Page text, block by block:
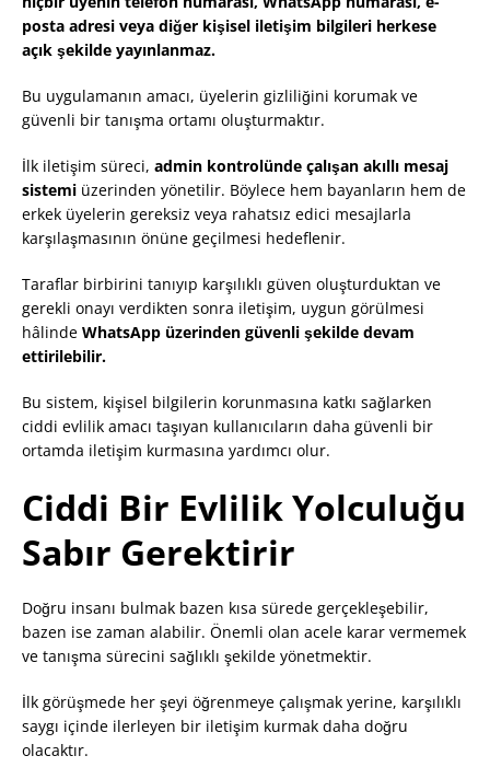
posta adresi veya diğer kişisel iletişim bilgileri herkese
açık şekilde yayınlanmaz.
Bu uygulamanın amacı, üyelerin gizliliğini korumak ve
güvenli bir tanışma ortamı oluşturmaktır.
İlk iletişim süreci, admin kontrolünde çalışan akıllı mesaj
sistemi üzerinden yönetilir. Böylece hem bayanların hem de
erkek üyelerin gereksiz veya rahatsız edici mesajlarla
karşılaşmasının önüne geçilmesi hedeflenir.
Taraflar birbirini tanıyıp karşılıklı güven oluşturduktan ve
gerekli onayı verdikten sonra iletişim, uygun görülmesi
hâlinde WhatsApp üzerinden güvenli şekilde devam
ettirilebilir.
Bu sistem, kişisel bilgilerin korunmasına katkı sağlarken
ciddi evlilik amacı taşıyan kullanıcıların daha güvenli bir
ortamda iletişim kurmasına yardımcı olur.
Ciddi Bir Evlilik Yolculuğu
Sabır Gerektirir
Doğru insanı bulmak bazen kısa sürede gerçekleşebilir,
bazen ise zaman alabilir. Önemli olan acele karar vermemek
ve tanışma sürecini sağlıklı şekilde yönetmektir.
İlk görüşmede her şeyi öğrenmeye çalışmak yerine, karşılıklı
saygı içinde ilerleyen bir iletişim kurmak daha doğru
olacaktır.